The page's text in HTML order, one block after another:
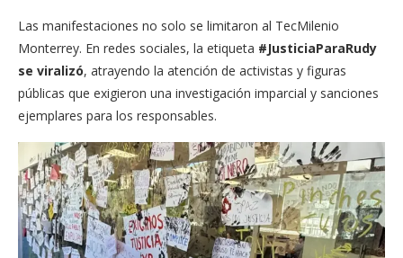
Las manifestaciones no solo se limitaron al TecMilenio
Monterrey. En redes sociales, la etiqueta #JusticiaParaRudy
se viralizó, atrayendo la atención de activistas y figuras
públicas que exigieron una investigación imparcial y sanciones
ejemplares para los responsables.